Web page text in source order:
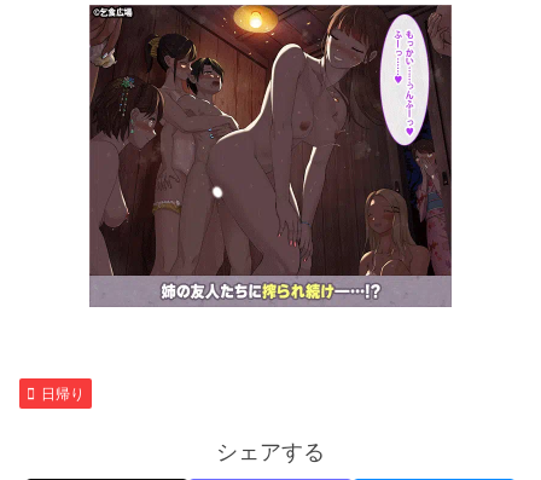
日帰り
シェアする